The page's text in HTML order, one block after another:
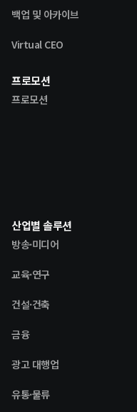
백업 및 아카이브
Virtual CEO
프로모션
프로모션
산업별 솔루션
방송·미디어
교육·연구
건설·건축
금융
광고 대행업
유통·물류